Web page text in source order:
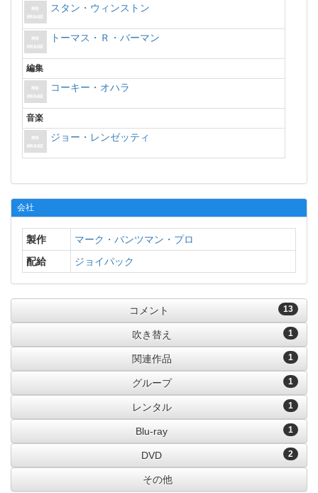
スタン・ウィンストン
トーマス・Ｒ・バーマン
編集
コーキー・オハラ
音楽
ジョー・レンゼッティ
会社
製作
マーク・バンツマン・プロ
配給
ジョイパック
13
コメント
1
吹き替え
1
関連作品
1
グループ
1
レンタル
1
Blu-ray
2
DVD
その他